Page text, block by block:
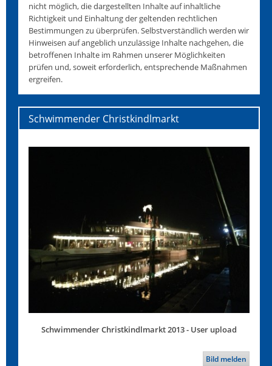
nicht möglich, die dargestellten Inhalte auf inhaltliche
Richtigkeit und Einhaltung der geltenden rechtlichen
Bestimmungen zu überprüfen. Selbstverständlich werden wir
Hinweisen auf angeblich unzulässige Inhalte nachgehen, die
betroffenen Inhalte im Rahmen unserer Möglichkeiten
prüfen und, soweit erforderlich, entsprechende Maßnahmen
ergreifen.
Schwimmender Christkindlmarkt
Schwimmender Christkindlmarkt 2013 - User upload
Bild melden